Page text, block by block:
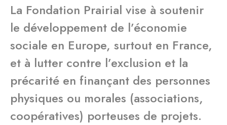
La Fondation Prairial vise à soutenir
le développement de l’économie
sociale en Europe, surtout en France,
et à lutter contre l’exclusion et la
précarité en finançant des personnes
physiques ou morales (associations,
coopératives) porteuses de projets.